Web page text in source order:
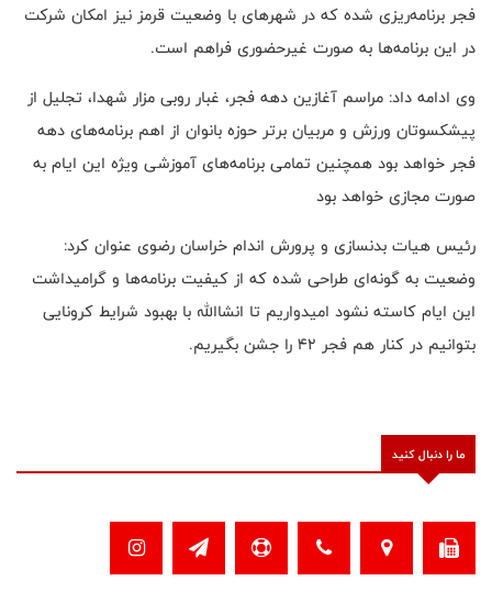
فجر برنامه‌ریزی شده که در شهرهای با وضعیت قرمز نیز امکان شرکت
در این برنامه‌ها به صورت غیرحضوری فراهم است.
وی ادامه داد: مراسم آغازین دهه فجر، غبار روبی مزار شهدا، تجلیل از
پیشکسوتان ورزش و مربیان برتر حوزه بانوان از اهم برنامه‌های دهه
فجر خواهد بود همچنین تمامی برنامه‌های آموزشی ویژه این ایام به
صورت مجازی خواهد بود
رئیس هیات بدنسازی و پرورش اندام خراسان رضوی عنوان کرد:
وضعیت به گونه‌ای طراحی شده که از کیفیت برنامه‌ها و گرامیداشت
این ایام کاسته نشود امیدواریم تا انشاالله با بهبود شرایط کرونایی
بتوانیم در کنار هم فجر ۴۲ را جشن بگیریم.
ما را دنبال کنید